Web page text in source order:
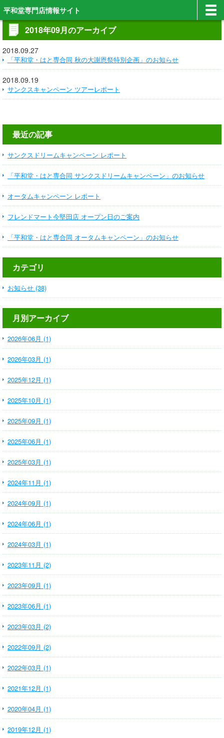
平和堂専門店情報サイト
2018年09月のアーカイブ
2018.09.27
「平和堂・はと専合同 秋の大謝恩祭特別企画」のお知らせ
2018.09.19
サンクスキャンペーン ツアーレポート
最近の記事
サンクスドリームキャンペーン レポート
「平和堂・はと専合同 サンクスドリームキャンペーン」のお知らせ
オータムキャンペーン レポート
フレンドマート今堅田店 オープン日のご案内
「平和堂・はと専合同 オータムキャンペーン」のお知らせ
カテゴリ
お知らせ (38)
月別アーカイブ
2026年06月 (1)
2026年03月 (1)
2025年12月 (1)
2025年10月 (1)
2025年09月 (1)
2025年06月 (1)
2025年03月 (1)
2024年11月 (1)
2024年09月 (1)
2024年06月 (1)
2024年03月 (1)
2023年11月 (2)
2023年09月 (1)
2023年06月 (1)
2023年03月 (2)
2022年09月 (2)
2022年03月 (1)
2021年12月 (1)
2020年04月 (1)
2019年12月 (1)